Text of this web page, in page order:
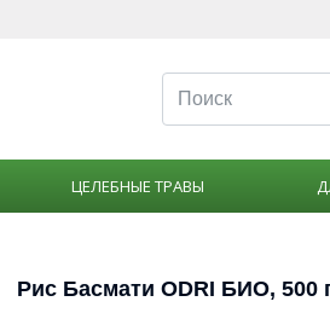
ЦЕЛЕБНЫЕ ТРАВЫ
Рис Басмати ODRI БИО, 500